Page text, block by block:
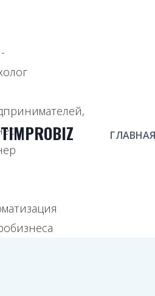
TIMPROBIZ ГЛАВНАЯ